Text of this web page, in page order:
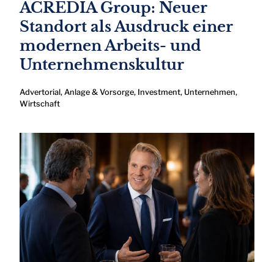
ACREDIA Group: Neuer
Standort als Ausdruck einer
modernen Arbeits- und
Unternehmenskultur
Advertorial, Anlage & Vorsorge, Investment, Unternehmen,
Wirtschaft